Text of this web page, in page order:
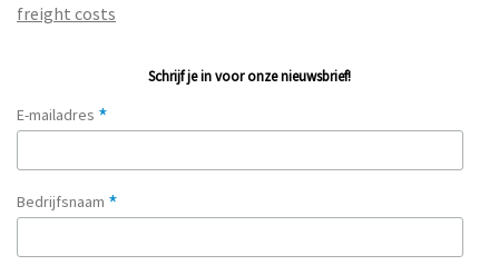
freight costs
Schrijf je in voor onze nieuwsbrief!
E-mailadres *
Bedrijfsnaam *